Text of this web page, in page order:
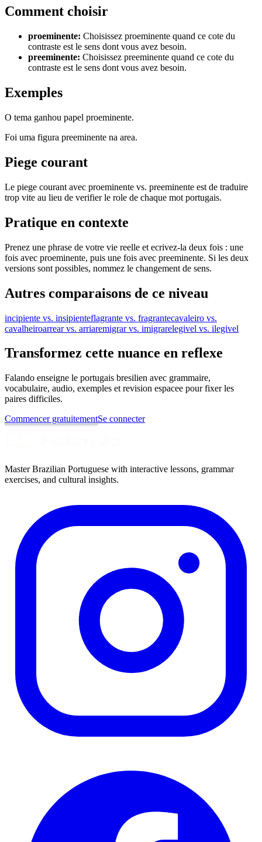
Comment choisir
proeminente: Choisissez proeminente quand ce cote du
contraste est le sens dont vous avez besoin.
preeminente: Choisissez preeminente quand ce cote du
contraste est le sens dont vous avez besoin.
Exemples
O tema ganhou papel proeminente.
Foi uma figura preeminente na area.
Piege courant
Le piege courant avec proeminente vs. preeminente est de traduire
trop vite au lieu de verifier le role de chaque mot portugais.
Pratique en contexte
Prenez une phrase de votre vie reelle et ecrivez-la deux fois : une
fois avec proeminente, puis une fois avec preeminente. Si les deux
versions sont possibles, nommez le changement de sens.
Autres comparaisons de ce niveau
incipiente vs. insipienteflagrante vs. fragrantecavaleiro vs.
cavalheiroarrear vs. arriaremigrar vs. imigrarelegivel vs. ilegivel
Transformez cette nuance en reflexe
Falando enseigne le portugais bresilien avec grammaire,
vocabulaire, audio, exemples et revision espacee pour fixer les
paires difficiles.
Commencer gratuitementSe connecter
Master Brazilian Portuguese with interactive lessons, grammar
exercises, and cultural insights.